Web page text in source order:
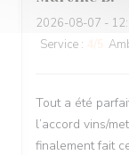
2026-08-07 -
Service :
Tout a été
l’accord vins/
finalement fait